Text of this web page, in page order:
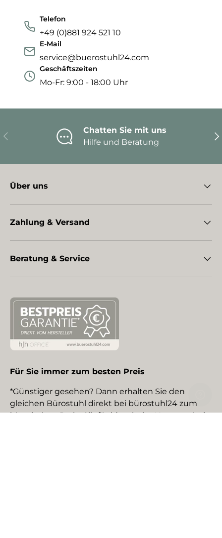
Telefon
+49 (0)881 924 521 10
E-Mail
service@buerostuhl24.com
Geschäftszeiten
Mo-Fr: 9:00 - 18:00 Uhr
Vorherige
Chatten Sie mit uns
Hilfe und Beratung
Über uns
Zahlung & Versand
Beratung & Service
Für Sie immer zum besten Preis
*Günstiger gesehen? Dann erhalten Sie den
gleichen Bürostuhl direkt bei bürostuhl24 zum
identischen Preis. Gilt für identische Neuware bei